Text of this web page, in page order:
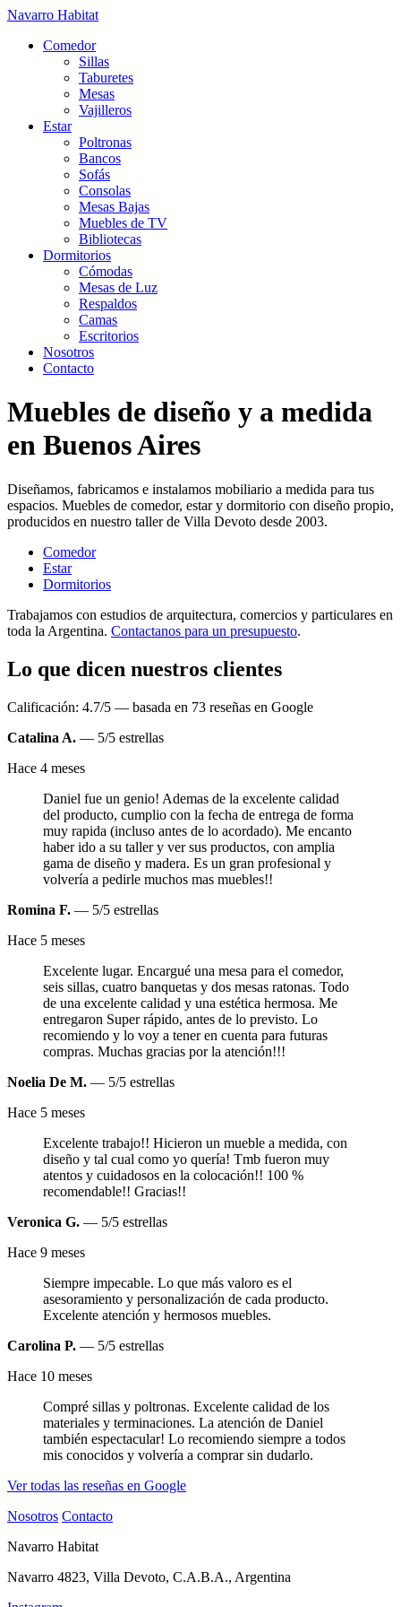
Navarro Habitat
Comedor
Sillas
Taburetes
Mesas
Vajilleros
Estar
Poltronas
Bancos
Sofás
Consolas
Mesas Bajas
Muebles de TV
Bibliotecas
Dormitorios
Cómodas
Mesas de Luz
Respaldos
Camas
Escritorios
Nosotros
Contacto
Muebles de diseño y a medida
en Buenos Aires
Diseñamos, fabricamos e instalamos mobiliario a medida para tus
espacios. Muebles de comedor, estar y dormitorio con diseño propio,
producidos en nuestro taller de Villa Devoto desde 2003.
Comedor
Estar
Dormitorios
Trabajamos con estudios de arquitectura, comercios y particulares en
toda la Argentina. Contactanos para un presupuesto.
Lo que dicen nuestros clientes
Calificación: 4.7/5 — basada en 73 reseñas en Google
Catalina A. — 5/5 estrellas
Hace 4 meses
Daniel fue un genio! Ademas de la excelente calidad
del producto, cumplio con la fecha de entrega de forma
muy rapida (incluso antes de lo acordado). Me encanto
haber ido a su taller y ver sus productos, con amplia
gama de diseño y madera. Es un gran profesional y
volvería a pedirle muchos mas muebles!!
Romina F. — 5/5 estrellas
Hace 5 meses
Excelente lugar. Encargué una mesa para el comedor,
seis sillas, cuatro banquetas y dos mesas ratonas. Todo
de una excelente calidad y una estética hermosa. Me
entregaron Super rápido, antes de lo previsto. Lo
recomiendo y lo voy a tener en cuenta para futuras
compras. Muchas gracias por la atención!!!
Noelia De M. — 5/5 estrellas
Hace 5 meses
Excelente trabajo!! Hicieron un mueble a medida, con
diseño y tal cual como yo quería! Tmb fueron muy
atentos y cuidadosos en la colocación!! 100 %
recomendable!! Gracias!!
Veronica G. — 5/5 estrellas
Hace 9 meses
Siempre impecable. Lo que más valoro es el
asesoramiento y personalización de cada producto.
Excelente atención y hermosos muebles.
Carolina P. — 5/5 estrellas
Hace 10 meses
Compré sillas y poltronas. Excelente calidad de los
materiales y terminaciones. La atención de Daniel
también espectacular! Lo recomiendo siempre a todos
mis conocidos y volvería a comprar sin dudarlo.
Ver todas las reseñas en Google
Nosotros Contacto
Navarro Habitat
Navarro 4823, Villa Devoto, C.A.B.A., Argentina